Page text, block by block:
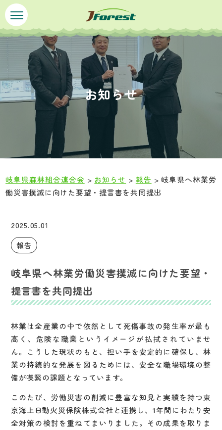
ペ
ー
ジ
の
先
頭
で
す
メ
ニ
ュ
ー
を
飛
ば
し
お知らせ
岐阜県森林組合連合会 > お知らせ > 報告 >岐阜県へ林業労
働災害撲滅に向けた要望・提言書を共同提出
2025.05.01
報告
岐阜県へ林業労働災害撲滅に向けた要望・
提言書を共同提出
林業は全産業の中で依然として死傷事故の発生率が最も
高く、危険な職業というイメージが払拭されていませ
ん。こうした現状のもと、担い手を安定的に確保し、林
業の持続的な発展を図るためには、安全な職場環境の整
備が喫緊の課題となっています。
このたび、労働災害の削減に豊富な知見と実績を持つ東
京海上日動火災保険株式会社と連携し、1年間にわたり安
全対策の検討を重ねてまいりました。その成果を取りま